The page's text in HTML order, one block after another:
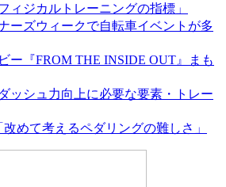
ィジカルトレーニングの指標」
ーズウィークで自転車イベントが多
ー『FROM THE INSIDE OUT』まも
ッシュ力向上に必要な要素・トレー
めて考えるペダリングの難しさ」